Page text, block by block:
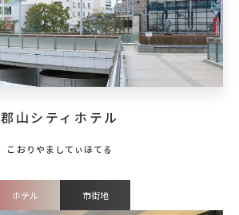
郡山シティホテル
ホテル 市街地